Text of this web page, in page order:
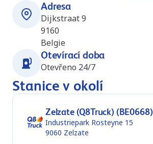
Adresa
Dijkstraat 9
9160
Belgie
Otevírací doba
Otevřeno 24/7
Stanice v okolí
Zelzate (Q8Truck) (BE0668)
Industriepark Rosteyne 15
9060 Zelzate